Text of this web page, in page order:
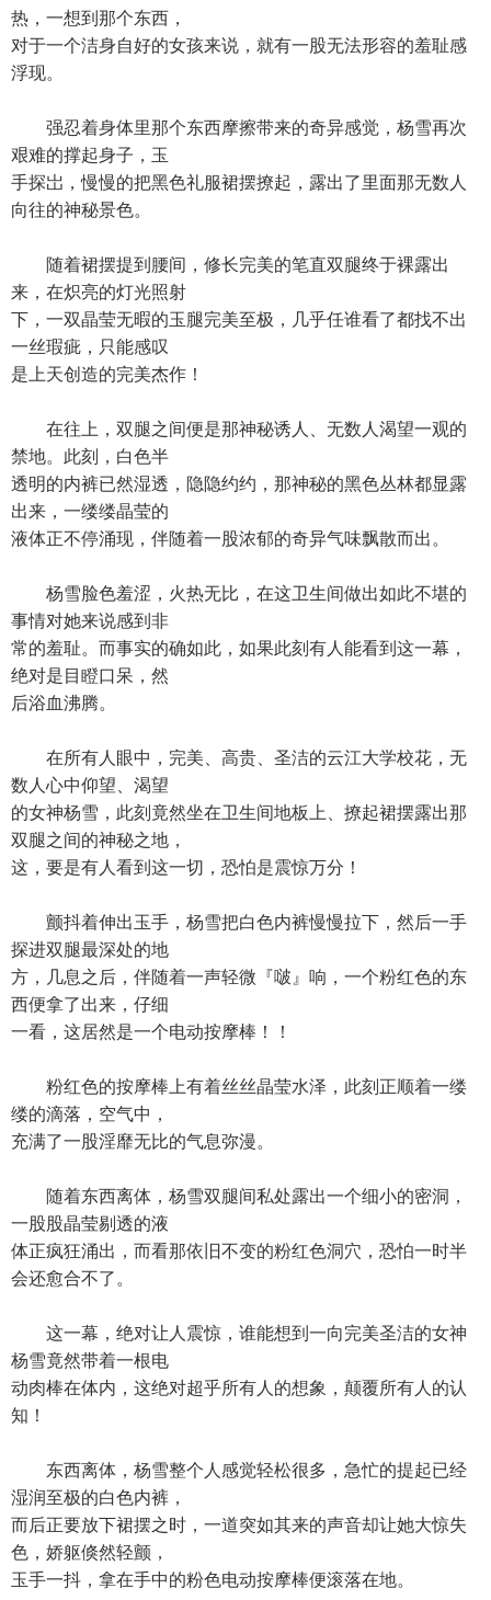
热，一想到那个东西，
对于一个洁身自好的女孩来说，就有一股无法形容的羞耻感
浮现。
强忍着身体里那个东西摩擦带来的奇异感觉，杨雪再次
艰难的撑起身子，玉
手探岀，慢慢的把黑色礼服裙摆撩起，露出了里面那无数人
向往的神秘景色。
随着裙摆提到腰间，修长完美的笔直双腿终于裸露出
来，在炽亮的灯光照射
下，一双晶莹无暇的玉腿完美至极，几乎任谁看了都找不出
一丝瑕疵，只能感叹
是上天创造的完美杰作！
在往上，双腿之间便是那神秘诱人、无数人渴望一观的
禁地。此刻，白色半
透明的内裤已然湿透，隐隐约约，那神秘的黑色丛林都显露
出来，一缕缕晶莹的
液体正不停涌现，伴随着一股浓郁的奇异气味飘散而出。
杨雪脸色羞涩，火热无比，在这卫生间做出如此不堪的
事情对她来说感到非
常的羞耻。而事实的确如此，如果此刻有人能看到这一幕，
绝对是目瞪口呆，然
后浴血沸腾。
在所有人眼中，完美、高贵、圣洁的云江大学校花，无
数人心中仰望、渴望
的女神杨雪，此刻竟然坐在卫生间地板上、撩起裙摆露出那
双腿之间的神秘之地，
这，要是有人看到这一切，恐怕是震惊万分！
颤抖着伸出玉手，杨雪把白色内裤慢慢拉下，然后一手
探进双腿最深处的地
方，几息之后，伴随着一声轻微『啵』响，一个粉红色的东
西便拿了出来，仔细
一看，这居然是一个电动按摩棒！！
粉红色的按摩棒上有着丝丝晶莹水泽，此刻正顺着一缕
缕的滴落，空气中，
充满了一股淫靡无比的气息弥漫。
随着东西离体，杨雪双腿间私处露出一个细小的密洞，
一股股晶莹剔透的液
体正疯狂涌出，而看那依旧不变的粉红色洞穴，恐怕一时半
会还愈合不了。
这一幕，绝对让人震惊，谁能想到一向完美圣洁的女神
杨雪竟然带着一根电
动肉棒在体内，这绝对超乎所有人的想象，颠覆所有人的认
知！
东西离体，杨雪整个人感觉轻松很多，急忙的提起已经
湿润至极的白色内裤，
而后正要放下裙摆之时，一道突如其来的声音却让她大惊失
色，娇躯倏然轻颤，
玉手一抖，拿在手中的粉色电动按摩棒便滚落在地。